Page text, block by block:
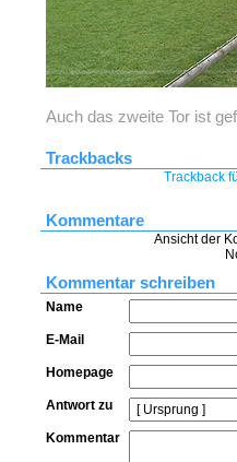
Auch das zweite Tor ist
Trackbacks
Trackback
Kommentare
Ansicht der
Kommentar schreiben
Name
E-Mail
Homepage
Antwort zu
Kommentar